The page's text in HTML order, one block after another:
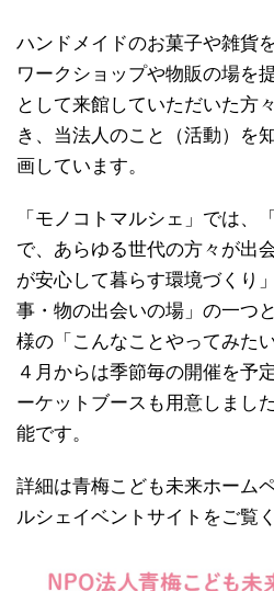
ハンドメイドのお菓子や雑貨
ワークショップや物販の場を
として来館していただいた方
き、当法人のこと（活動）を
画しています。
「モノコトマルシェ」では、
で、あらゆる世代の方々が出
が安心して暮らす環境づくり
事・物の出会いの場」の一つ
様の「こんなことやってみた
４月からは季節毎の開催を予
ーケットブースも用意しまし
能です。
詳細は青梅こども未来ホーム
ルシェイベントサイトをご覧